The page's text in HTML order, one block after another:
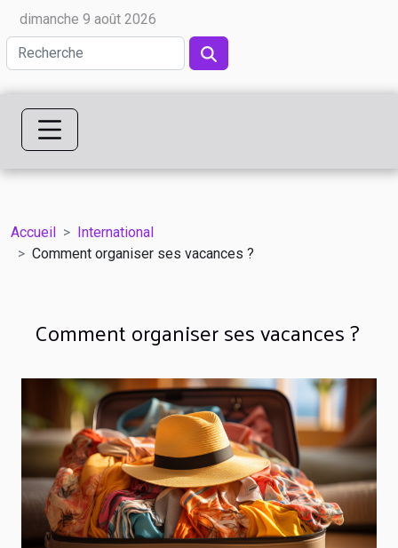
dimanche 9 août 2026
Accueil
International
Comment organiser ses vacances ?
Comment organiser ses vacances ?